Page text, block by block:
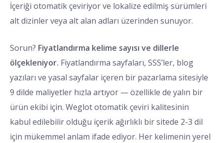
İçeriği otomatik çeviriyor ve lokalize edilmiş sürümleri
alt dizinler veya alt alan adları üzerinden sunuyor.
Sorun? Fiyatlandırma kelime sayısı ve dillerle
ölçekleniyor. Fiyatlandırma sayfaları, SSS’ler, blog
yazıları ve yasal sayfalar içeren bir pazarlama sitesiyle
9 dilde maliyetler hızla artıyor — özellikle de yalın bir
ürün ekibi için. Weglot otomatik çeviri kalitesinin
kabul edilebilir olduğu içerik ağırlıklı bir sitede 2-3 dil
için mükemmel anlam ifade ediyor. Her kelimenin yerel